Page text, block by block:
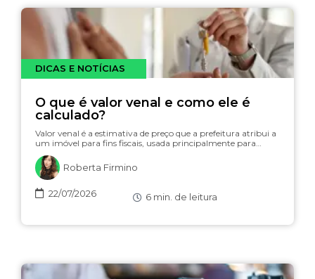
DICAS E NOTÍCIAS
O que é valor venal e como ele é
calculado?
Valor venal é a estimativa de preço que a prefeitura atribui a
um imóvel para fins fiscais, usada principalmente para…
Roberta Firmino
22/07/2026 6 min. de leitura